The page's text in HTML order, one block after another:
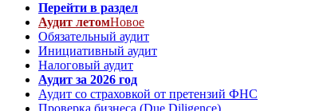
Перейти в раздел
Аудит летомНовое
Обязательный аудит
Инициативный аудит
Налоговый аудит
Аудит за 2026 год
Аудит со страховкой от претензий ФНС
Проверка бизнеса (Due Diligence)